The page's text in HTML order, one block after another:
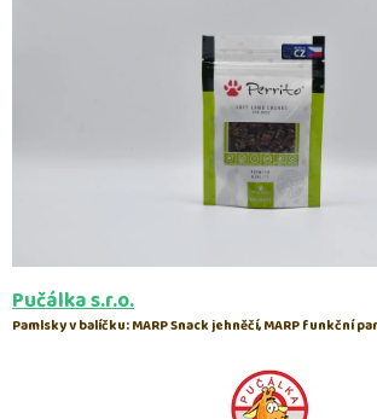
Pučálka s.r.o.
Pamlsky v balíčku: MARP Snack jehněčí, MARP funkční